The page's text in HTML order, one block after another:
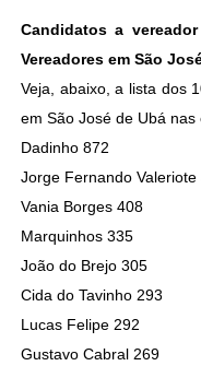
Candidatos a
Vereadores em São
Veja, abaixo, a lista dos
em São José de Ubá nas
Dadinho 872
Jorge Fernando Valeriote
Vania Borges 408
Marquinhos 335
João do Brejo 305
Cida do Tavinho 293
Lucas Felipe 292
Gustavo Cabral 269